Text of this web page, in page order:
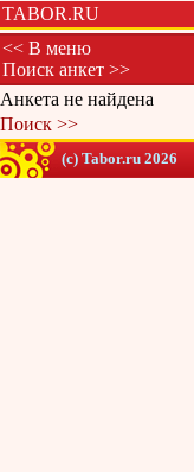
TABOR.RU
<< В меню
Поиск анкет >>
Анкета не найдена
Поиск >>
(c) Tabor.ru 2026